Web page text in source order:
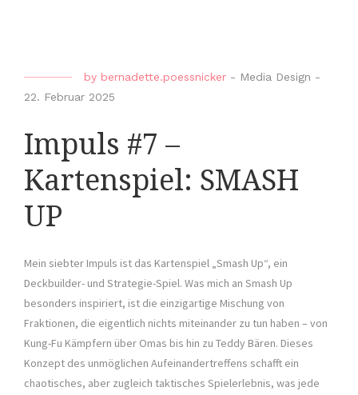
by bernadette.poessnicker - Media Design -
22. Februar 2025
Impuls #7 –
Kartenspiel: SMASH
UP
Mein siebter Impuls ist das Kartenspiel „Smash Up“, ein
Deckbuilder- und Strategie-Spiel. Was mich an Smash Up
besonders inspiriert, ist die einzigartige Mischung von
Fraktionen, die eigentlich nichts miteinander zu tun haben – von
Kung-Fu Kämpfern über Omas bis hin zu Teddy Bären. Dieses
Konzept des unmöglichen Aufeinandertreffens schafft ein
chaotisches, aber zugleich taktisches Spielerlebnis, was jede